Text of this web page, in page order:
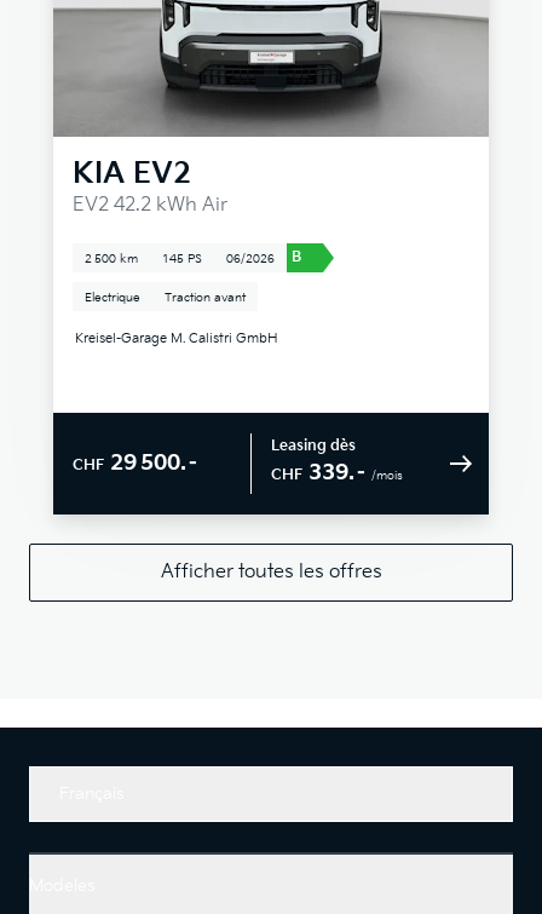
KIA EV2
EV2 42.2 kWh Air
2 500 km 145 PS 06/2026 B
Electrique Traction avant
Kreisel-Garage M. Calistri GmbH
CHF 29 500.–
Leasing dès
CHF 339.– /mois
Afficher toutes les offres